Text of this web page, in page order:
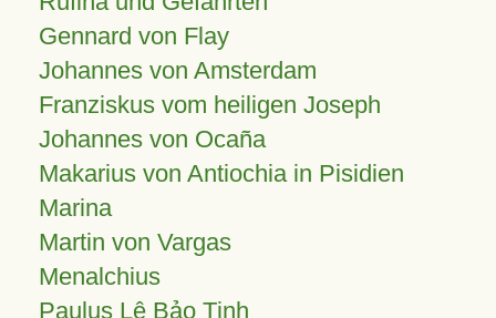
Gennard von Flay
Johannes von Amsterdam
Franziskus vom heiligen Joseph
Johannes von Ocaña
Makarius von Antiochia in Pisidien
Marina
Martin von Vargas
Menalchius
Paulus Lê Bảo Tịnh